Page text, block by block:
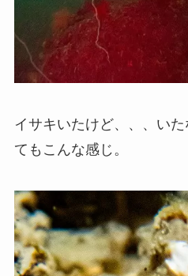
イサキいたけど、、、い
てもこんな感じ。